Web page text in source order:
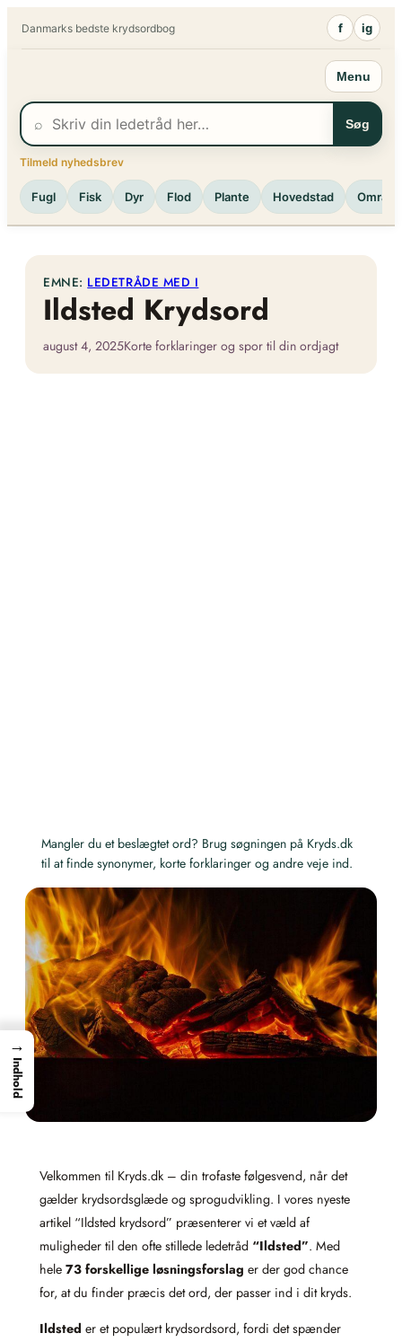
Danmarks bedste krydsordbog f ig
Menu
⌕ Søg
Tilmeld nyhedsbrev
Fugl Fisk Dyr Flod Plante Hovedstad Område
EMNE: LEDETRÅDE MED I
Ildsted Krydsord
august 4, 2025Korte forklaringer og spor til din ordjagt
Mangler du et beslægtet ord? Brug søgningen på Kryds.dk
til at finde synonymer, korte forklaringer og andre veje ind.
Velkommen til Kryds.dk – din trofaste følgesvend, når det
gælder krydsordsglæde og sprogudvikling. I vores nyeste
artikel “Ildsted krydsord” præsenterer vi et væld af
muligheder til den ofte stillede ledetråd “Ildsted”. Med
hele 73 forskellige løsningsforslag er der god chance
for, at du finder præcis det ord, der passer ind i dit kryds.
Ildsted er et populært krydsordsord, fordi det spænder
→
Indhold